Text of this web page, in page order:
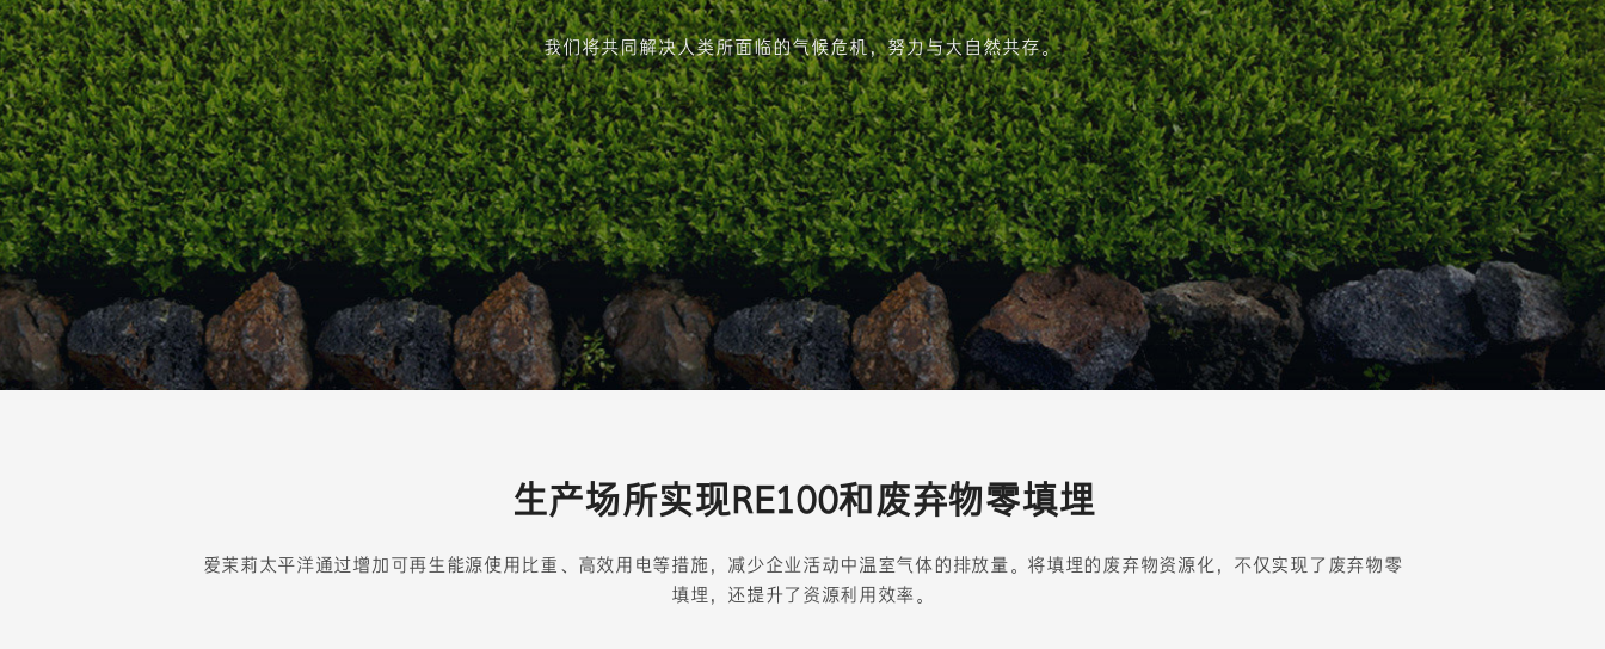
查看详情
我们将共同解决人类所面临的气候危机，努力与大自然共存。
生产场所实现RE100和废弃物零填埋
爱茉莉太平洋通过增加可再生能源使用比重、高效用电等措施，减少企业活动中温室气体的排放量。将填埋的废弃物资源化，不仅实现了废弃物零
填埋，还提升了资源利用效率。